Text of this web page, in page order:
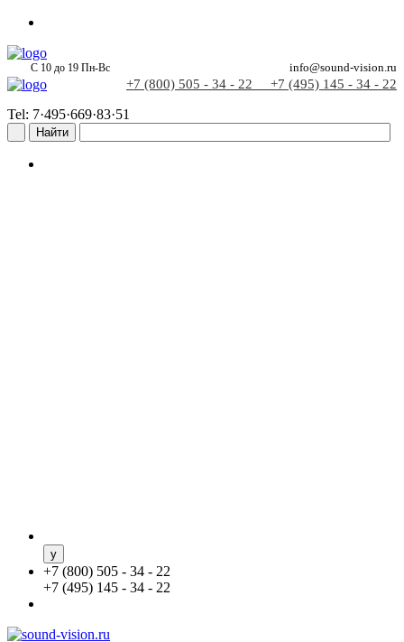
С 10 до 19 Пн-Вс info@sound-vision.ru
+7 (800) 505 - 34 - 22 +7 (495) 145 - 34 - 22
Tel: 7·495·669·83·51
+7 (800) 505 - 34 - 22
+7 (495) 145 - 34 - 22